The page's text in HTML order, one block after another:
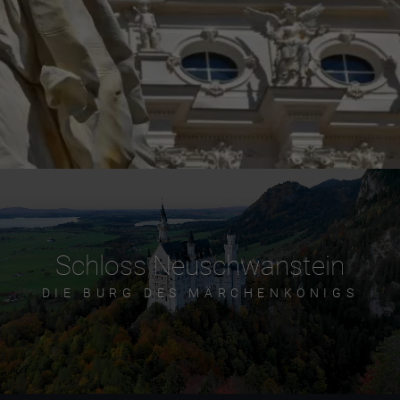
Schloss Neuschwanstein
DIE BURG DES MÄRCHENKÖNIGS